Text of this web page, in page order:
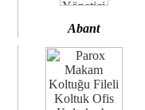
Abant